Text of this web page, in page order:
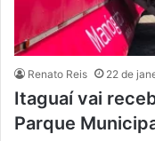
Renato Reis 22 de
Itaguaí vai
Parque